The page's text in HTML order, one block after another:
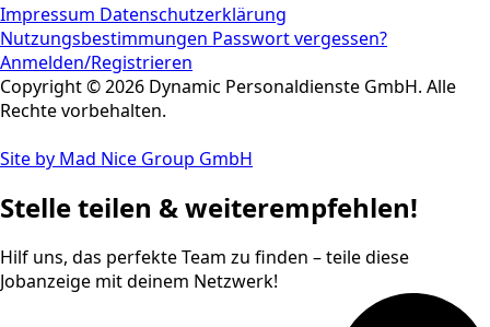
Impressum Datenschutzerklärung
Nutzungsbestimmungen Passwort vergessen?
Anmelden/Registrieren
Copyright © 2026 Dynamic Personaldienste GmbH. Alle
Rechte vorbehalten.
Site by Mad Nice Group GmbH
Stelle teilen & weiterempfehlen!
Hilf uns, das perfekte Team zu finden – teile diese
Jobanzeige mit deinem Netzwerk!